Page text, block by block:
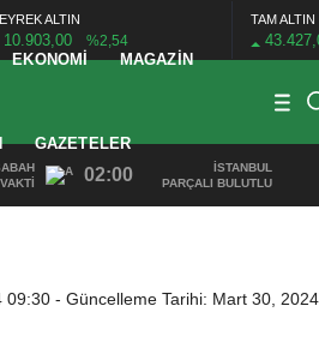
ALTIN
10.903,00 %2,54
TAM ALTIN
EKONOMI MAGAZIN
GAZETELER
VAKTI
02:00
İSTANBUL
PARÇALI BULUTLU
09:30 - Güncelleme Tarihi: Mart 30,